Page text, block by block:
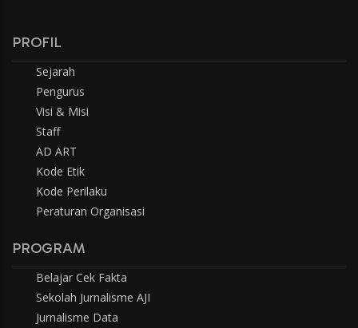
PROFIL
Sejarah
Pengurus
Visi & Misi
Staff
AD ART
Kode Etik
Kode Perilaku
Peraturan Organisasi
PROGRAM
Belajar Cek Fakta
Sekolah Jurnalisme AJI
Jurnalisme Data